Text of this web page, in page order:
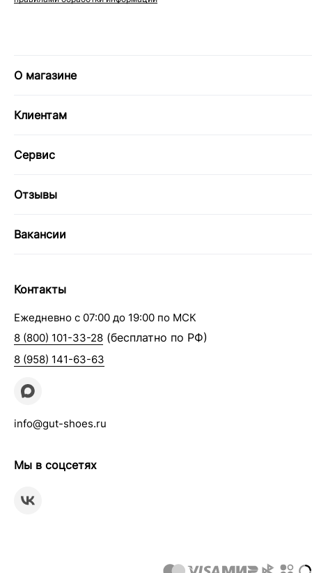
О магазине
Клиентам
Сервис
Отзывы
Вакансии
Контакты
Ежедневно с 07:00 до 19:00 по МСК
8 (800) 101-33-28 (бесплатно по РФ)
8 (958) 141-63-63
info@gut-shoes.ru
Мы в соцсетях